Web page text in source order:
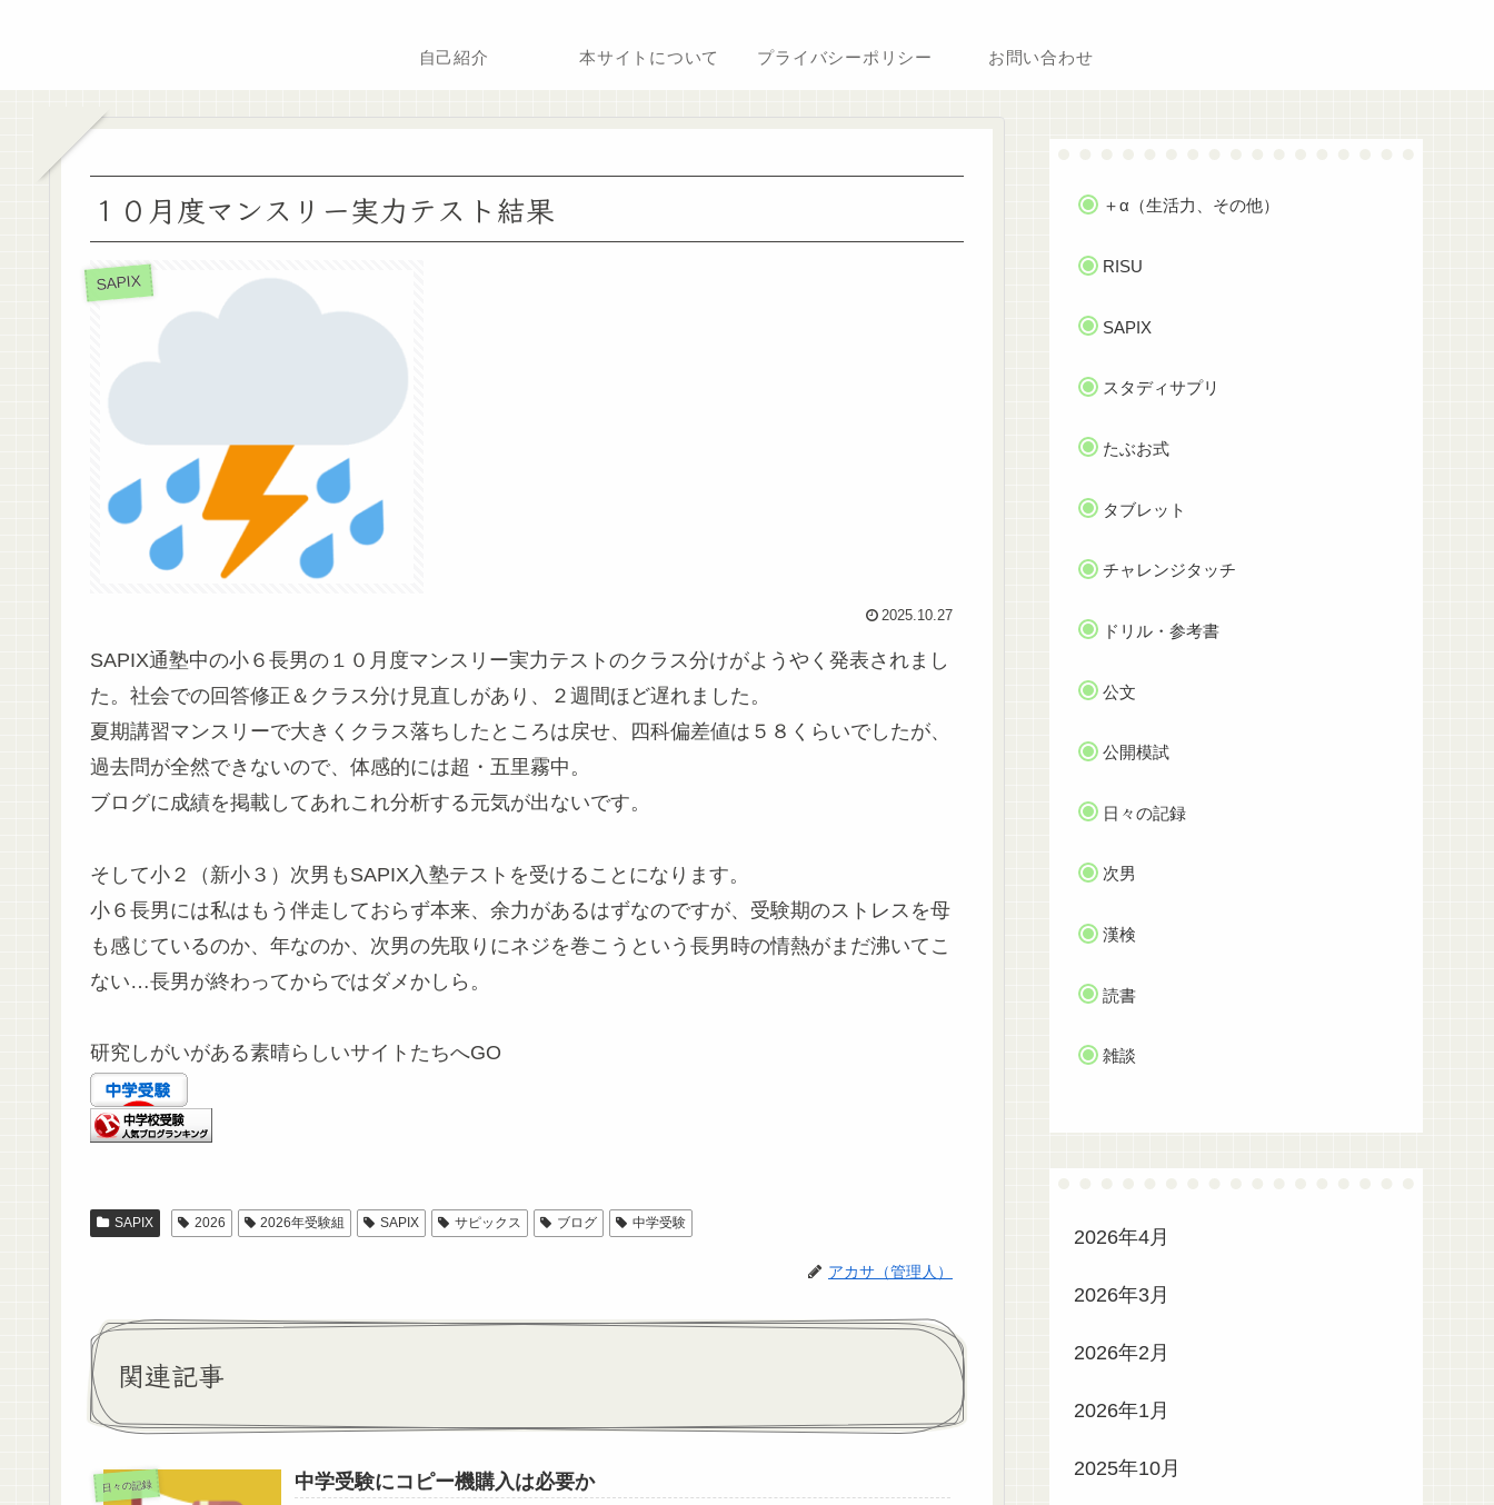
自己紹介 本サイトについて プライバシーポリシー お問い合わせ
１０月度マンスリー実力テスト結果
SAPIX
2025.10.27
SAPIX通塾中の小６長男の１０月度マンスリー実力テストのクラス分けがようやく発表されまし
た。社会での回答修正＆クラス分け見直しがあり、２週間ほど遅れました。
夏期講習マンスリーで大きくクラス落ちしたところは戻せ、四科偏差値は５８くらいでしたが、
過去問が全然できないので、体感的には超・五里霧中。
ブログに成績を掲載してあれこれ分析する元気が出ないです。
そして小２（新小３）次男もSAPIX入塾テストを受けることになります。
小６長男には私はもう伴走しておらず本来、余力があるはずなのですが、受験期のストレスを母
も感じているのか、年なのか、次男の先取りにネジを巻こうという長男時の情熱がまだ沸いてこ
ない…長男が終わってからではダメかしら。
研究しがいがある素晴らしいサイトたちへGO
SAPIX 2026 2026年受験組 SAPIX サピックス ブログ 中学受験
アカサ（管理人）
関連記事
日々の記録 中学受験にコピー機購入は必要か
＋α（生活力、その他）
RISU
SAPIX
スタディサプリ
たぶお式
タブレット
チャレンジタッチ
ドリル・参考書
公文
公開模試
日々の記録
次男
漢検
読書
雑談
2026年4月
2026年3月
2026年2月
2026年1月
2025年10月